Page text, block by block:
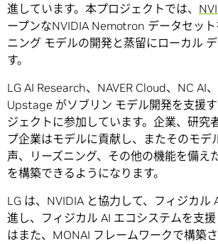
進しています。本プロジェクトでは、
ープンなNVIDIA Nemotron データセッ
ニング モデルの開発と蒸留にローカル
す。
LG AI Research、NAVER Cloud、NC AI、
Upstage がソブリン モデル開発を支援
ジェクトに参加しています。企業、研究
プ企業はモデルに貢献し、またそのモデ
声、リーズニング、その他の機能を備え
を構築できるようになります。
LG は、NVIDIA と協力して、フィジカル
進し、フィジカル AI エコシステムを支
はまた、MONAI フレームワークで構築